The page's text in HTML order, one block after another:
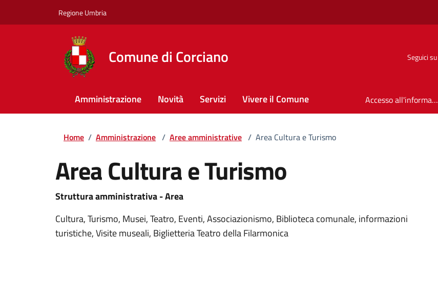
Regione Umbria
Comune di Corciano Seguici su
Amministrazione Novità Servizi Vivere il Comune Accesso all'informazione
Home / Amministrazione / Aree amministrative / Area Cultura e Turismo
Area Cultura e Turismo
Struttura amministrativa - Area
Cultura, Turismo, Musei, Teatro, Eventi, Associazionismo, Biblioteca comunale, informazioni
turistiche, Visite museali, Biglietteria Teatro della Filarmonica